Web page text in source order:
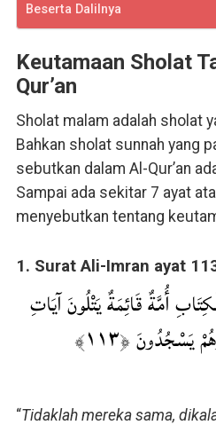
Beserta Dalilnya
Keutamaan Sholat
Qur’an
Sholat malam adalah sholat
Bahkan sholat sunnah yang
sebutkan dalam Al-Qur’an
Sampai ada sekitar 7 ayat
menyebutkan tentang
1. Surat Ali-Imran ayat
أُمَّةٌ قَائِمَةٌ يَتْلُونَ آيَاتِ
يَسْجُدُونَ ﴿١١٣﴾
“Tidaklah mereka sama,